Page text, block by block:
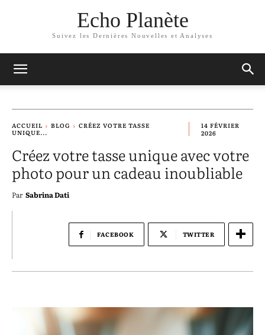
Echo Planète
Suivez les Dernières Nouvelles et Analyses
ACCUEIL BLOG
CRÉEZ VOTRE TASSE
UNIQUE...
14 FÉVRIER
2026
Créez votre tasse unique avec votre
photo pour un cadeau inoubliable
Par Sabrina Dati
FACEBOOK TWITTER